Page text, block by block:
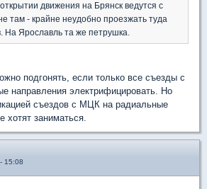
движения на Брянск ведутся с
там - крайне неудобно проезжать туда
На Ярославль та же петрушка.
подгонять, если только все съезды с
направления электрифицировать. Но
съездов с МЦК на радиальные
хотят заниматься.
15:08